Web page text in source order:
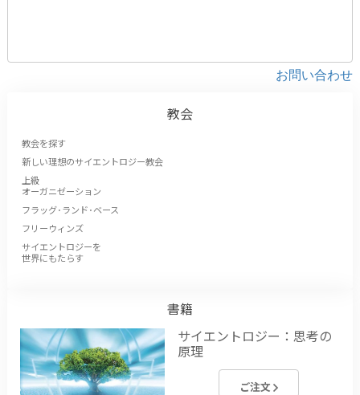
お問い合わせ
教会
教会を探す
新しい理想のサイエントロジー教会
上級
オーガニゼーション
フラッグ･ランド･ベース
フリーウィンズ
サイエントロジーを
世界にもたらす
書籍
サイエントロジー：思考の
原理
ご注文